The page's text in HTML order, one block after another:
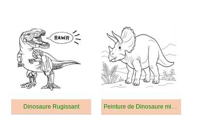
Dinosaure Rugissant Peinture de Dinosaure mignon